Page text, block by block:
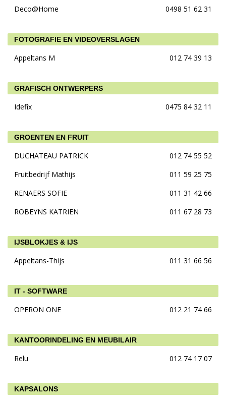
Deco@Home 0498 51 62 31
FOTOGRAFIE EN VIDEOVERSLAGEN
Appeltans M 012 74 39 13
GRAFISCH ONTWERPERS
Idefix 0475 84 32 11
GROENTEN EN FRUIT
DUCHATEAU PATRICK
012 74 55 52
Fruitbedrijf Mathijs
011 59 25 75
RENAERS SOFIE
011 31 42 66
ROBEYNS KATRIEN
011 67 28 73
IJSBLOKJES & IJS
Appeltans-Thijs 011 31 66 56
IT - SOFTWARE
OPERON ONE 012 21 74 66
KANTOORINDELING EN MEUBILAIR
Relu 012 74 17 07
KAPSALONS